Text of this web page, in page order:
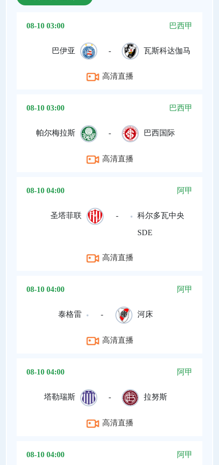
08-10 03:00 巴西甲
巴伊亚 - 瓦斯科达伽马
高清直播
08-10 03:00 巴西甲
帕尔梅拉斯 - 巴西国际
高清直播
08-10 04:00 阿甲
圣塔菲联 - 科尔多瓦中央
SDE
高清直播
08-10 04:00 阿甲
泰格雷 - 河床
高清直播
08-10 04:00 阿甲
塔勒瑞斯 - 拉努斯
高清直播
08-10 04:00 阿甲